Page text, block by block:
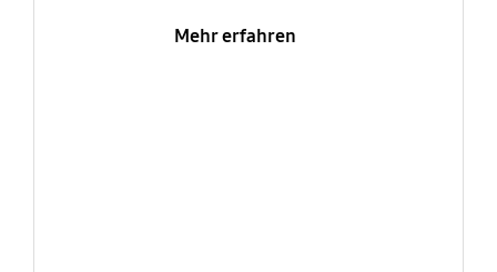
Mehr erfahren